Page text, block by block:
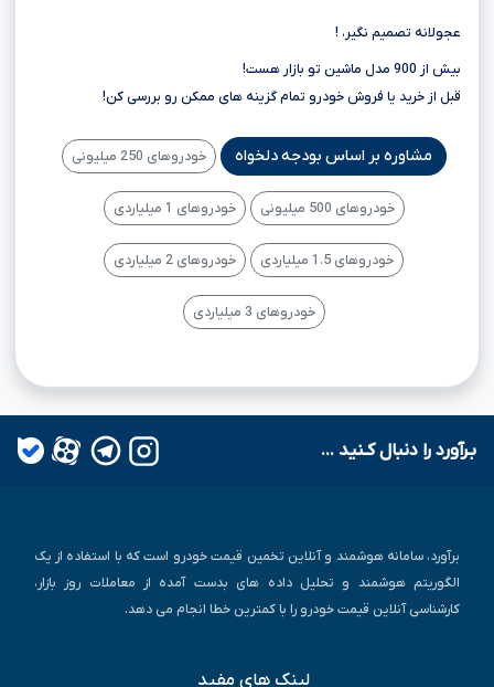
عجولانه تصمیم نگیر، !
بیش از 900 مدل ماشین تو بازار هست!
قبل از خرید یا فروش خودرو تمام گزینه های ممکن رو بررسی کن!
مشاوره بر اساس بودجه دلخواه خودروهای 250 میلیونی
خودروهای 500 میلیونی خودروهای 1 میلیاردی
خودروهای 1.5 میلیاردی خودروهای 2 میلیاردی
خودروهای 3 میلیاردی
بـرآورد را دنبال کـنید ...
برآورد، سامانه هوشمند و آنلاین تخمین قیمت خودرو است که با استفاده از یک
الگوریتم هوشمند و تحلیل داده های بدست آمده از معاملات روز بازار،
کارشناسی آنلاین قیمت خودرو را با کمترین خطا انجام می دهد.
لینک های مفید